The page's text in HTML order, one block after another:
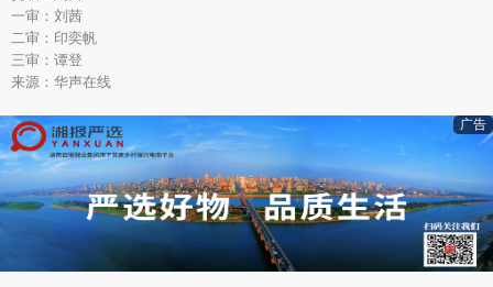
一审：刘茜
二审：印奕帆
三审：谭登
来源：华声在线
广告